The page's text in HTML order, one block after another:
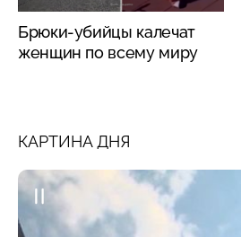
Брюки-убийцы калечат
женщин по всему миру
КАРТИНА ДНЯ